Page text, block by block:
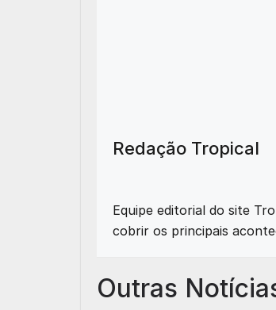
Redação Tropical
Equipe editorial do site
cobrir os principais
Outras